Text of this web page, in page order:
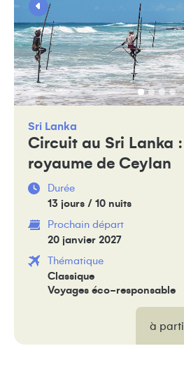
Sri Lanka
Circuit au Sri Lanka :
royaume de Ceylan
Durée
13 jours / 10 nuits
Prochain départ
20 janvier 2027
Thématique
Classique
Voyages éco-responsable
à